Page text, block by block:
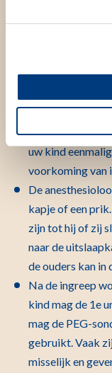
Uw kind komt
afdeling. Dit
u bij de brief
uw kind
voorkoming van
De
kapje of een
zijn tot hij of zij
naar de
de ouders kan in
Na de ingreep
kind mag de 1e
mag de PEG-
gebruikt. Vaak
misselijk en